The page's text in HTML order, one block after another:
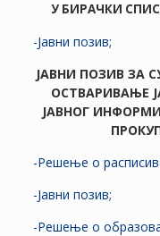
У БИРАЧКИ
-Јавни позив;
ЈАВНИ ПОЗИВ ЗА
ОСТВАРИВАЊЕ
ЈАВНОГ
-Решење о
-Јавни позив;
-Решење о